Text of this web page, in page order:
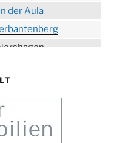
der Aula
Tollitäten
Männerchor
Ehrenmal